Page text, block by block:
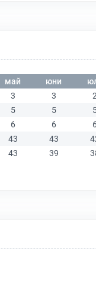
май юни
3 3
5 5
6 6
43 43
43 39